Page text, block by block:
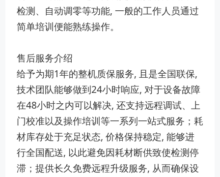
检测、自动调零等功能, 一般的工作人员通过
简单培训便能熟练操作。
售后服务介绍
给予为期1年的整机质保服务, 且是全国联保,
技术团队能够做到24小时响应, 对于设备故障
在48小时之内可以解决, 还支持远程调试、上
门校准以及操作培训等一系列一站式服务；耗
材库存处于充足状态, 价格保持稳定, 能够进
行全国配送, 以此避免因耗材断供致使检测停
滞；提供长久免费远程升级服务, 从而确保设